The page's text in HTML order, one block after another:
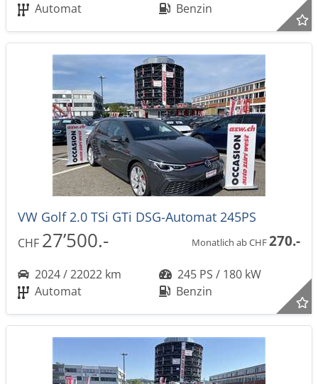
Automat
Benzin
VW Golf 2.0 TSi GTi DSG-Automat 245PS
CHF 27’500.- Monatlich ab CHF270.-
2024 / 22022 km
245 PS / 180 kW
Automat
Benzin